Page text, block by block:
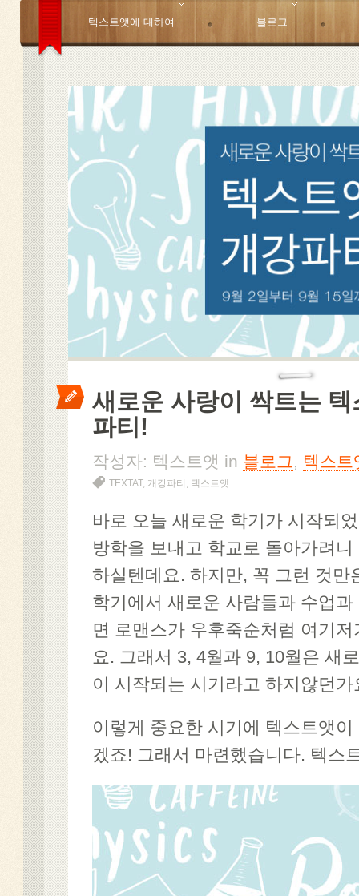
텍스트앳에 대하여 블로그
새로운 사랑이 싹트는
파티!
작성자: 텍스트앳 in 블로그 , 텍스트
TEXTAT, 개강파티 , 텍스트앳
바로 오늘 새로운 학기가 시작되
방학을 보내고 학교로 돌아가려
하실텐데요. 하지만, 꼭 그런 것만
학기에서 새로운 사람들과 수업
면 로맨스가 우후죽순처럼 여기
요. 그래서 3, 4월과 9, 10월은 새
이 시작되는 시기라고 하지않던가
이렇게 중요한 시기에 텍스트앳
겠죠! 그래서 마련했습니다. 텍스